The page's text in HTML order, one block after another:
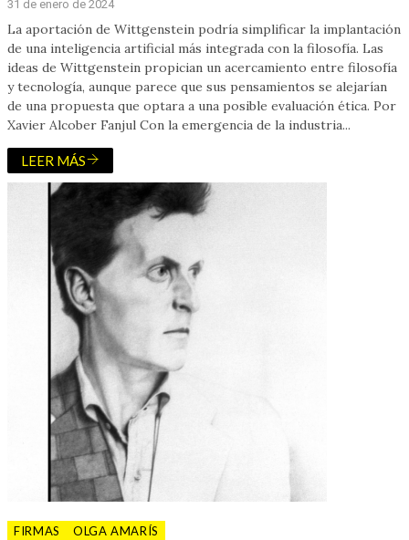
31 de enero de 2024
La aportación de Wittgenstein podría simplificar la implantación
de una inteligencia artificial más integrada con la filosofía. Las
ideas de Wittgenstein propician un acercamiento entre filosofía
y tecnología, aunque parece que sus pensamientos se alejarían
de una propuesta que optara a una posible evaluación ética. Por
Xavier Alcober Fanjul Con la emergencia de la industria...
LEER MÁS
FIRMAS OLGA AMARÍS